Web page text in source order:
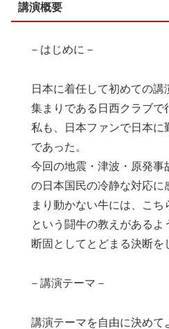
講演概要
－はじめに－
日本に着任して初めての
集まりである日西クラブで
私も、日本ファンで日本に
であった。
今回の地震・津波・原発事
の日本国民の冷静な対応に
まり動かない牛には、こち
という闘牛の教えがあるよ
断固としてとどまる決断を
－講演テーマ－
講演テーマを自由に決めて